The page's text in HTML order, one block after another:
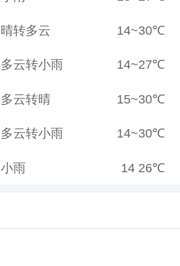
晴转多云 14~30℃
多云转小雨 14~27℃
多云转晴 15~30℃
多云转小雨 14~30℃
小雨 14 26℃